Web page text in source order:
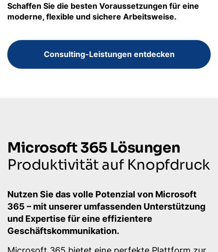
Schaffen Sie die besten Voraussetzungen für eine
moderne, flexible und sichere Arbeitsweise.
Consulting-Leistungen entdecken
Microsoft 365 Lösungen
Produktivität auf Knopfdruck
Nutzen Sie das volle Potenzial von Microsoft
365 – mit unserer umfassenden Unterstützung
und Expertise für eine effizientere
Geschäftskommunikation.